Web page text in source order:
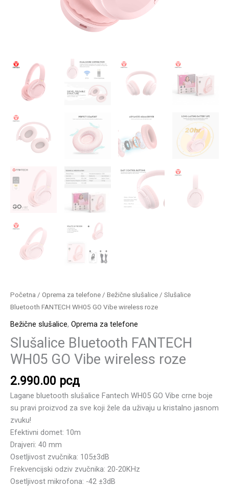
Početna / Oprema za telefone / Bežične slušalice / Slušalice
Bluetooth FANTECH WH05 GO Vibe wireless roze
Bežične slušalice, Oprema za telefone
Slušalice Bluetooth FANTECH
WH05 GO Vibe wireless roze
2.990.00 рсд
Lagane bluetooth slušalice Fantech WH05 GO Vibe crne boje
su pravi proizvod za sve koji žele da uživaju u kristalno jasnom
zvuku!
Efektivni domet: 10m
Drajveri: 40 mm
Osetljivost zvučnika: 105±3dB
Frekvencijski odziv zvučnika: 20-20KHz
Osetljivost mikrofona: -42 ±3dB